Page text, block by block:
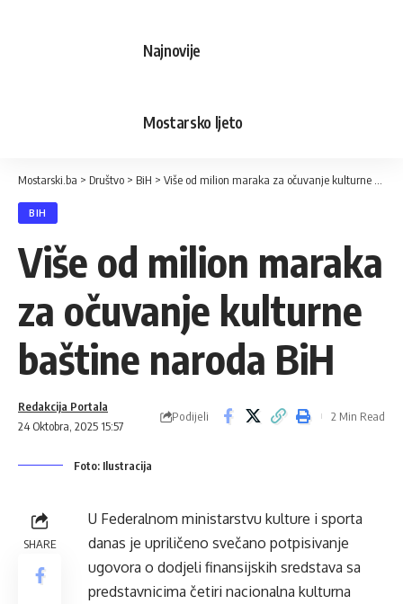
Najnovije
Mostarsko ljeto
Mostarski.ba > Društvo > BiH > Više od milion maraka za očuvanje kulturne baštine naroda BiH
BIH
Više od milion maraka
za očuvanje kulturne
baštine naroda BiH
24 Oktobra, 2025 15:57
Redakcija Portala
Podijeli 2 Min Read
Foto: Ilustracija
SHARE
U Federalnom ministarstvu kulture i sporta
danas je upriličeno svečano potpisivanje
ugovora o dodjeli finansijskih sredstava sa
predstavnicima četiri nacionalna kulturna